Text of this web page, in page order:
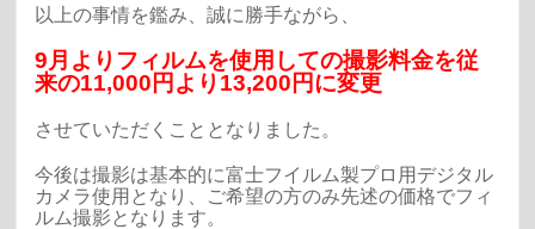
以上の事情を鑑み、誠に勝手ながら、
9月よりフィルムを使用しての撮影料金を従
来の11,000円より13,200円に変更
させていただくこととなりました。
今後は撮影は基本的に富士フイルム製プロ用デジタル
カメラ使用となり、ご希望の方のみ先述の価格でフィ
ルム撮影となります。